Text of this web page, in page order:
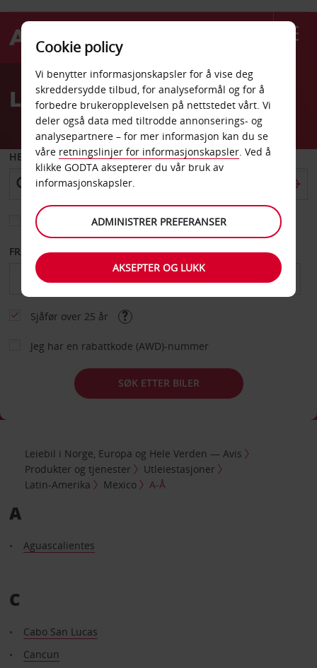
Welcome
AvisLeiebil Mexico
HENT FRA
Velg et annet leveringssted
FRA DATO TIL DATO
Sjåfør over 25 år
Jeg har en rabattkode (AWD)-nummer
SØK ETTER BILER
Leiebil i Norge, Europa og Hele Verden — Avis
Produkter og tjenester
Utleiestasjoner
Latin-Amerika
Mexico A-Å
A
Aguascalientes
C
Cabo San Lucas
Cancun
Cookie policy
Vi benytter informasjonskapsler for å vise deg
skreddersydde tilbud, for analyseformål og for å
forbedre brukeropplevelsen på nettstedet vårt. Vi
deler også data med tiltrodde annonserings- og
analysepartnere – for mer informasjon kan du se
våre retningslinjer for informasjonskapsler. Ved å
klikke GODTA aksepterer du vår bruk av
informasjonskapsler.
ADMINISTRER PREFERANSER
AKSEPTER OG LUKK